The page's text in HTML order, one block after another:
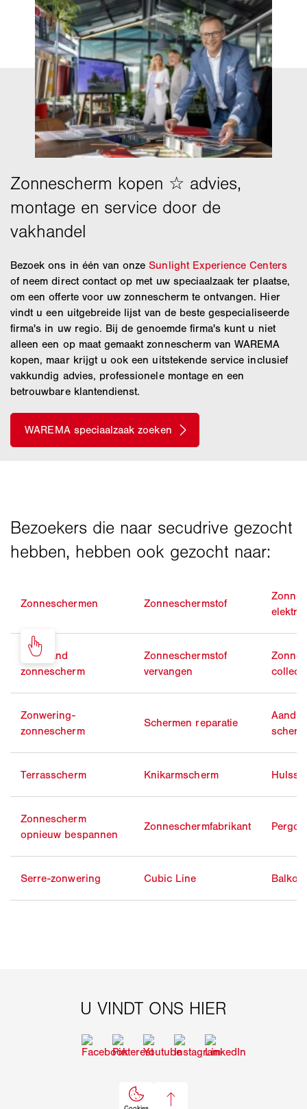
Bezoek ons in één van onzeSunlight Experience Centers
of neem direct contact op met uw speciaalzaak ter plaatse,
om een offerte voor uw zonnescherm te ontvangen. Hier
vindt u een uitgebreide lijst van de beste gespecialiseerde
firma's in uw regio. Bij de genoemde firma's kunt u niet
alleen een op maat gemaakt zonnescherm van WAREMA
kopen, maar krijgt u ook een uitstekende service inclusief
vakkundig advies, professionele montage en een
betrouwbare klantendienst.
Zonneschermen Zonneschermstof
Vrijstaand
zonnescherm
Zonneschermstof
vervangen
Zonwering-
zonnescherm
Schermen reparatie
Terrasscherm Knikarmscherm
Zonnescherm
opnieuw bespannen
Zonneschermfabrikant
Serre-zonwering Cubic Line